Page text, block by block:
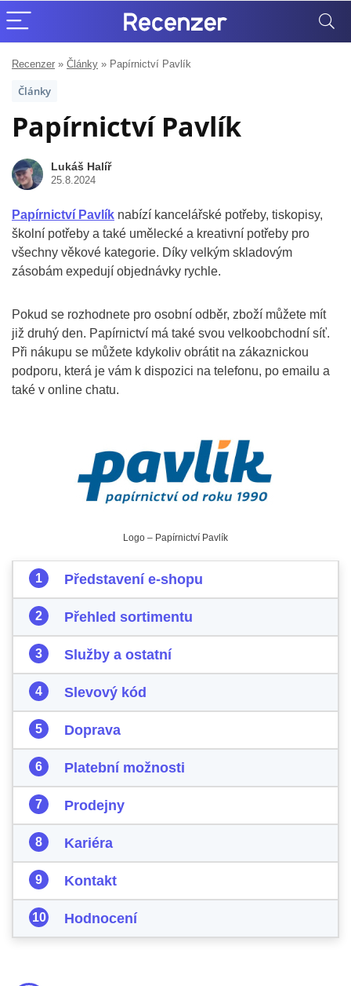
Recenzer » Články » Papírnictví Pavlík
Články
Papírnictví Pavlík
Lukáš Halíř
25.8.2024
Papírnictví Pavlík nabízí kancelářské potřeby, tiskopisy,
školní potřeby a také umělecké a kreativní potřeby pro
všechny věkové kategorie. Díky velkým skladovým
zásobám expedují objednávky rychle.
Pokud se rozhodnete pro osobní odběr, zboží můžete mít
již druhý den. Papírnictví má také svou velkoobchodní síť.
Při nákupu se můžete kdykoliv obrátit na zákaznickou
podporu, která je vám k dispozici na telefonu, po emailu a
také v online chatu.
Logo – Papírnictví Pavlík
Představení e-shopu
Přehled sortimentu
Služby a ostatní
Slevový kód
Doprava
Platební možnosti
Prodejny
Kariéra
Kontakt
Hodnocení